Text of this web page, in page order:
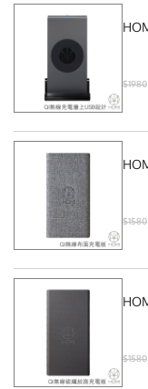
$1980
$1580
$1580